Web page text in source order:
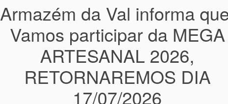
Armazém da Val informa
Vamos participar da MEGA
ARTESANAL 2026,
RETORNAREMOS DIA
17/07/2026